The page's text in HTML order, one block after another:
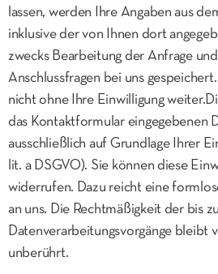
lassen, werden Ihre Angaben aus
inklusive der von Ihnen dort
zwecks Bearbeitung der Anfrage
Anschlussfragen bei uns
nicht ohne Ihre Einwilligung
das Kontaktformular eingegebenen
ausschließlich auf Grundlage Ihrer
lit. a DSGVO). Sie können diese
widerrufen. Dazu reicht eine
an uns. Die Rechtmäßigkeit der bis
Datenverarbeitungsvorgänge bleibt
unberührt.